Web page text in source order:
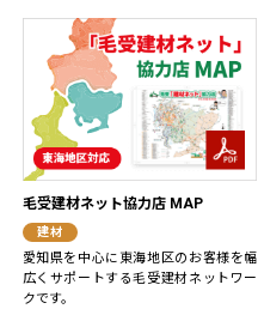
毛受建材ネット協力店 MAP
建材
愛知県を中心に東海地区のお客様を幅
広くサポートする毛受建材ネットワー
クです。